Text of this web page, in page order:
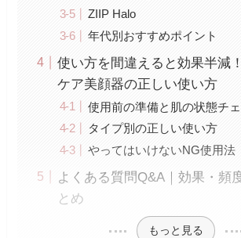
ZIIP Halo
年代別おすすめポイント
使い方を間違えると効果半減
ケア美顔器の正しい使い方
使用前の準備と肌の状態チ
タイプ別の正しい使い方
やってはいけないNG使用法
よくある質問Q&A｜効果・頻
とめ
もっと見る